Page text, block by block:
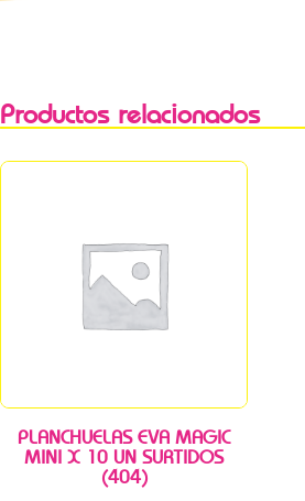
Productos relacionados
PLANCHUELAS EVA MAGIC
MINI X 10 UN SURTIDOS
(404)